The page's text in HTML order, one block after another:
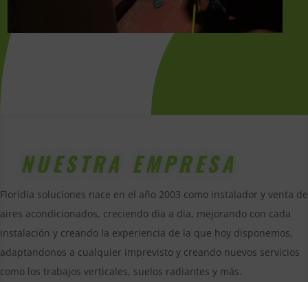
NUESTRA EMPRESA
Floridia soluciones nace en el año 2003 como instalador y venta de
aires acondicionados, creciendo dia a dia, mejorando con cada
instalación y creando la experiencia de la que hoy disponemos,
adaptandonos a cualquier imprevisto y creando nuevos servicios
como los trabajos verticales, suelos radiantes y más.